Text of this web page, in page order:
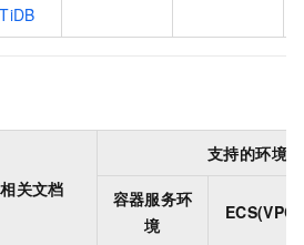
TiDB
相关文档
支持的环境
容器服务环
境
ECS(VPC)